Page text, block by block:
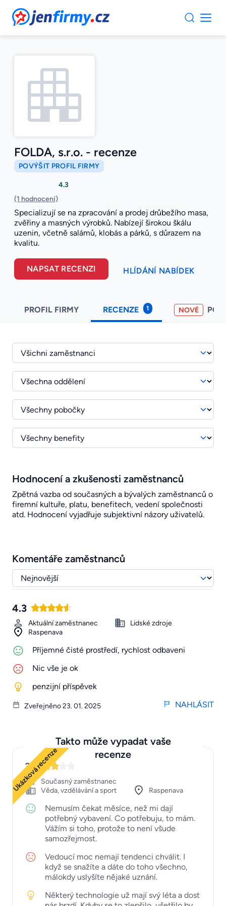
JenFirmy.cz
FOLDA, s.r.o. - recenze
POVÝŠIT PROFIL FIRMY
4.3
(1 hodnocení)
Specializují se na zpracování a prodej drůbežího masa,
zvěřiny a masných výrobků. Nabízejí širokou škálu
uzenin, včetně salámů, klobás a párků, s důrazem na
kvalitu.
NAPSAT RECENZI HLÍDÁNÍ NABÍDEK
PROFIL FIRMY RECENZE 1 NOVÉ
Hodnocení a zkušenosti zaměstnanců
Zpětná vazba od současných a bývalých zaměstnanců o
firemní kultuře, platu, benefitech, vedení společnosti
atd. Hodnocení vyjadřuje subjektivní názory uživatelů.
Komentáře zaměstnanců
4.3
Aktuální zaměstnanec
Lidské zdroje
Raspenava
Příjemné čisté prostředí, rychlost odbaveni
Nic vše je ok
penzijní příspěvek
Zveřejněno 23. 01. 2025 NAHLÁSIT
Takto může vypadat vaše
recenze
Ukázková recenze
3
Současný zaměstnanec
Věda, vzdělávání a sport
Raspenava
Nemusím čekat měsíce, než mi dají
potřebný vybavení. Co potřebuju, to mám.
Vážím si toho, protože to není všude
samozřejmost.
Vedoucí moc nemají tendenci chválit. I
když se snažíte a dáte do toho všechno,
málokdy uslyšíte nějaké uznání.
Některý technologie už mají svý léta a dost